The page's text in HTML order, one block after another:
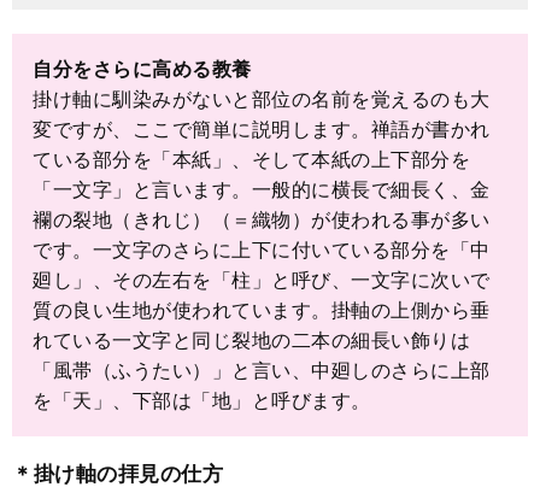
自分をさらに高める教養
掛け軸に馴染みがないと部位の名前を覚えるのも大
変ですが、ここで簡単に説明します。禅語が書かれ
ている部分を「本紙」、そして本紙の上下部分を
「一文字」と言います。一般的に横長で細長く、金
襴の裂地（きれじ）（＝織物）が使われる事が多い
です。一文字のさらに上下に付いている部分を「中
廻し」、その左右を「柱」と呼び、一文字に次いで
質の良い生地が使われています。掛軸の上側から垂
れている一文字と同じ裂地の二本の細長い飾りは
「風帯（ふうたい）」と言い、中廻しのさらに上部
を「天」、下部は「地」と呼びます。
＊掛け軸の拝見の仕方